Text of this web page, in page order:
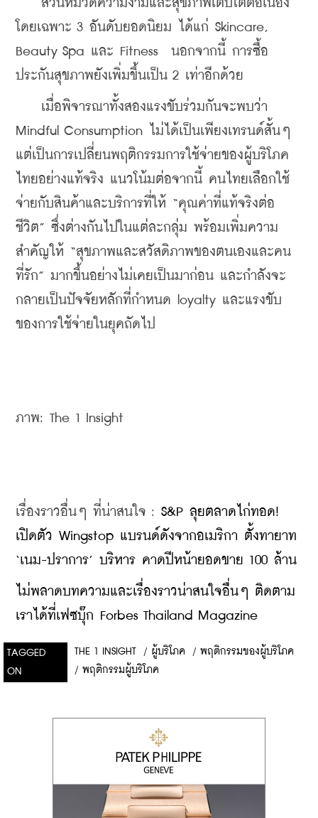
ส่วนหมวดความงามและสุขภาพเติบโตต่อเนื่อง
โดยเฉพาะ 3 อันดับยอดนิยม ได้แก่ Skincare,
Beauty Spa และ Fitness  นอกจากนี้ การซื้อ
ประกันสุขภาพยังเพิ่มขึ้นเป็น 2 เท่าอีกด้วย
เมื่อพิจารณาทั้งสองแรงขับร่วมกันจะพบว่า
Mindful Consumption ไม่ได้เป็นเพียงเทรนด์สั้นๆ
แต่เป็นการเปลี่ยนพฤติกรรมการใช้จ่ายของผู้บริโภค
ไทยอย่างแท้จริง แนวโน้มต่อจากนี้ คนไทยเลือกใช้
จ่ายกับสินค้าและบริการที่ให้ “คุณค่าที่แท้จริงต่อ
ชีวิต” ซึ่งต่างกันไปในแต่ละกลุ่ม พร้อมเพิ่มความ
สำคัญให้ “สุขภาพและสวัสดิภาพของตนเองและคน
ที่รัก” มากขึ้นอย่างไม่เคยเป็นมาก่อน และกำลังจะ
กลายเป็นปัจจัยหลักที่กำหนด loyalty และแรงขับ
ของการใช้จ่ายในยุคถัดไป
ภาพ: The 1 Insight
เรื่องราวอื่นๆ ที่น่าสนใจ : S&P ลุยตลาดไก่ทอด!
เปิดตัว Wingstop แบรนด์ดังจากอเมริกา ตั้งทายาท
‘เนม-ปราการ’ บริหาร คาดปีหน้ายอดขาย 100 ล้าน
ไม่พลาดบทความและเรื่องราวน่าสนใจอื่นๆ ติดตาม
เราได้ที่เฟซบุ๊ก Forbes Thailand Magazine
TAGGED
ON
THE 1 INSIGHT / ผู้บริโภค / พฤติกรรมของผู้บริโภค
/ พฤติกรรมผู้บริโภค